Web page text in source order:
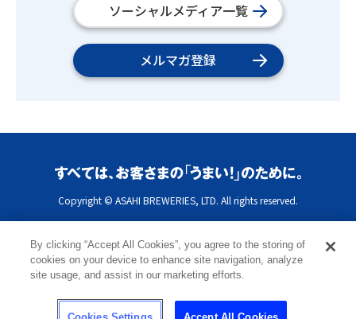
ソーシャルメディア一覧
メルマガ登録
Copyright © ASAHI BREWERIES, LTD. All rights reserved.
By clicking “Accept All Cookies”, you agree to the storing of
cookies on your device to enhance site navigation, analyze
site usage, and assist in our marketing efforts.